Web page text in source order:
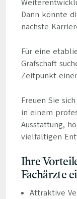
Dann könnte
nächste
Für eine
Grafschaft
Zeitpunkt
Freuen Sie
in einem
Ausstattung,
vielfältigen
Ihre
Fachärzte
Attraktive